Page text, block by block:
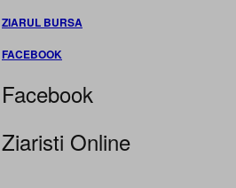
ZIARUL BURSA
FACEBOOK
Facebook
Ziaristi Online